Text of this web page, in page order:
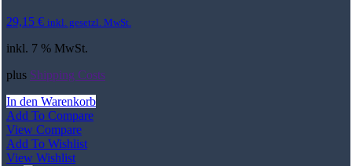
29,15 € inkl. gesetzl. MwSt.
inkl. 7 % MwSt.
plus Shipping Costs
In den Warenkorb
Add To Compare
View Compare
Add To Wishlist
View Wishlist